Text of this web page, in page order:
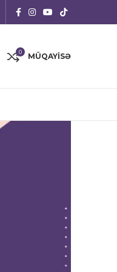
0 MÜQAYISƏ